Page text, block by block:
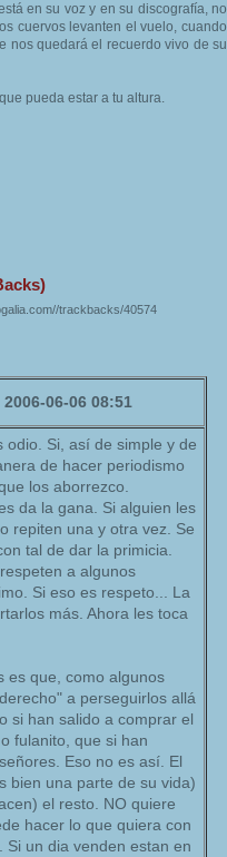
en su voz y en su discografía, no
cuervos levanten el vuelo, cuando
nos quedará el recuerdo vivo de su
pueda estar a tu altura.
trackbacks/40574
2006-06-06 08:51
Si, así de simple y de
de hacer periodismo
los aborrezco.
da la gana. Si alguien les
repiten una y otra vez. Se
tal de dar la primicia.
a algunos
Si eso es respeto... La
más. Ahora les toca
es que, como algunos
a perseguirlos allá
si han salido a comprar el
fulanito, que si han
Eso no es así. El
bien una parte de su vida)
el resto. NO quiere
hacer lo que quiera con
un dia venden estan en